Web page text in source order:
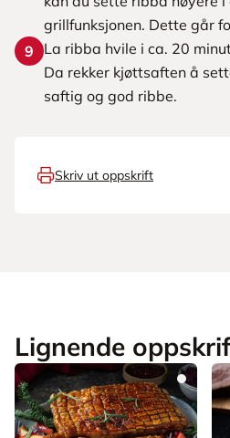
grillfunksjonen. Dette går
9
La ribba hvile i ca. 20
Da rekker kjøttsaften å
saftig og god ribbe.
Skriv ut oppskrift
Lignende